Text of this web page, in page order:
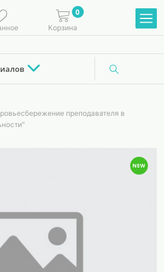
0
Корзина
преподавателя в